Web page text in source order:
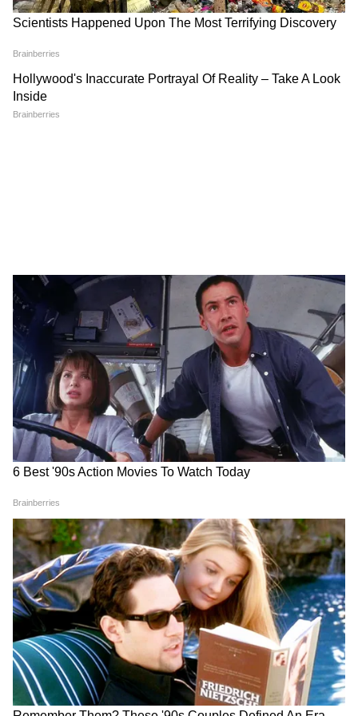
रिवॉर्ड पॉइंट्स, कैशबैक, एयर माइल्स और अन्य लाभ
अलग-अलग बैंक, कार्ड और ऑफर्स के अनुसार बदल
सकते हैं। किसी भी ऑफर, रिडेम्प्शन या खरीदारी का
फैसला लेने से पहले अपने बैंक या कार्ड जारीकर्ता की
आधिकारिक वेबसाइट पर नियम और शर्तें जरूर जांच लें।
आर्टिकल में दी गई जानकारी को वित्तीय सलाह नहीं माना